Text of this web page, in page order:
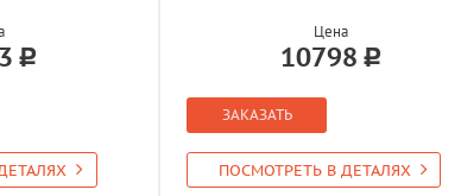
Цена
10798
ЗАКАЗАТЬ
ПОСМОТРЕТЬ В ДЕТАЛЯХ